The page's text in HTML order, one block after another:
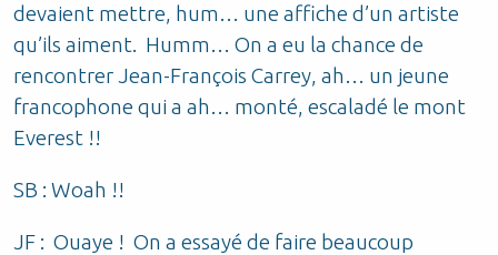
devaient mettre, hum… une affiche d’un artiste
qu’ils aiment. Humm… On a eu la chance de
rencontrer Jean-François Carrey, ah… un jeune
francophone qui a ah… monté, escaladé le mont
Everest !!
SB : Woah !!
JF : Ouaye ! On a essayé de faire beaucoup